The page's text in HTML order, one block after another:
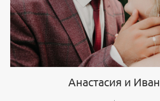
Анастасия и Иван